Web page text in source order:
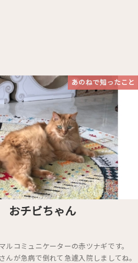
あのねで知ったこと
おチビちゃん
ルコミュニケーターの赤ツナギです。
んが急病で倒れて急遽入院しましてね。